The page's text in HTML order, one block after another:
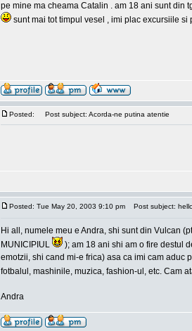
pe mine ma cheama Catalin . am 18 ani sunt din
sunt mai tot timpul vesel , imi plac excursiile
Posted: Post subject: Acorda-ne putina atentie
Posted: Tue May 20, 2003 9:10 pm Post subject:
Hi all, numele meu e Andra, shi sunt din Vulcan
MUNICIPIUL
); am 18 ani shi am o fire destul
emotzii, shi cand mi-e frica) asa ca imi cam
fotbalul, mashinile, muzica, fashion-ul, etc. Cam
Andra